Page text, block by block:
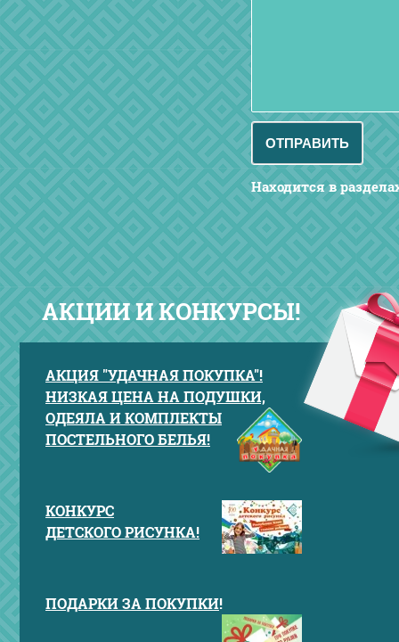
Находится в
АКЦИИ И КОНКУРСЫ!
АКЦИЯ "УДАЧНАЯ ПОКУПКА"!
НИЗКАЯ ЦЕНА НА ПОДУШКИ,
ОДЕЯЛА И КОМПЛЕКТЫ
ПОСТЕЛЬНОГО БЕЛЬЯ!
КОНКУРС
ДЕТСКОГО РИСУНКА!
ПОДАРКИ ЗА ПОКУПКИ!